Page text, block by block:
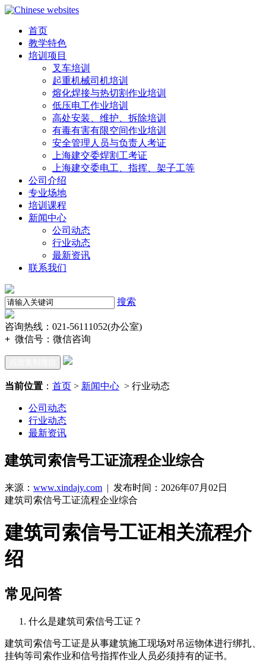
首页
教学特色
培训项目
叉车培训
起重机械司机培训
熔化焊接与热切割作业培训
低压电工作业培训
高处安装、维护、拆除培训
有毒有害有限空间作业培训
安全管理人员与负责人考证
上海建交委焊割工考证
上海建交委电工、指挥、架子工等
公司介绍
专业场地
培训课程
新闻中心
公司动态
行业动态
最新资讯
联系我们
搜索
咨询热线：021-56111052(办公室)
+ 微信号： 微信咨询
当前位置 ： 首页 > 新闻中心 > 行业动态
公司动态
行业动态
最新资讯
建筑司索信号工证流程企业综合
来源： www.xindajy.com | 发布时间：2026年07月02日
建筑司索信号工证流程企业综合
建筑司索信号工证相关流程介
绍
常见问答
什么是建筑司索信号工证？
建筑司索信号工证是从事建筑施工现场对吊运物体进行绑扎、
挂钩等司索作业和信号指挥作业人员必须持有的证书。